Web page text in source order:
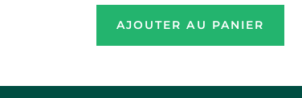
AJOUTER AU PANIER